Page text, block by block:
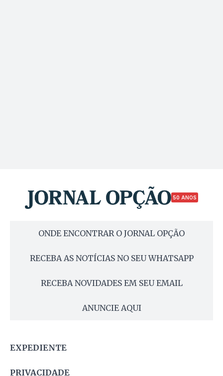
50 ANOS
ONDE ENCONTRAR O JORNAL OPÇÃO
RECEBA AS NOTÍCIAS NO SEU WHATSAPP
RECEBA NOVIDADES EM SEU EMAIL
ANUNCIE AQUI
EXPEDIENTE
PRIVACIDADE